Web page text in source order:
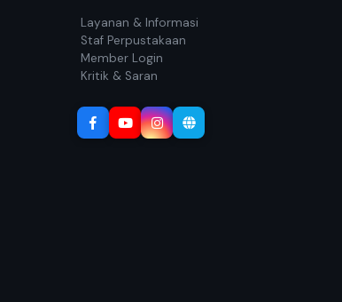
Layanan & Informasi
Staf Perpustakaan
Member Login
Kritik & Saran